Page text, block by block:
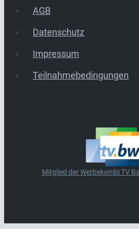
AGB
Datenschutz
Impressum
Teilnahmebedingungen
Mitglied der Werbekombi TV